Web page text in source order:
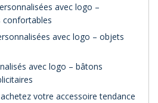
avec logo –
confortables
avec logo – objets
avec logo – bâtons
votre accessoire tendance